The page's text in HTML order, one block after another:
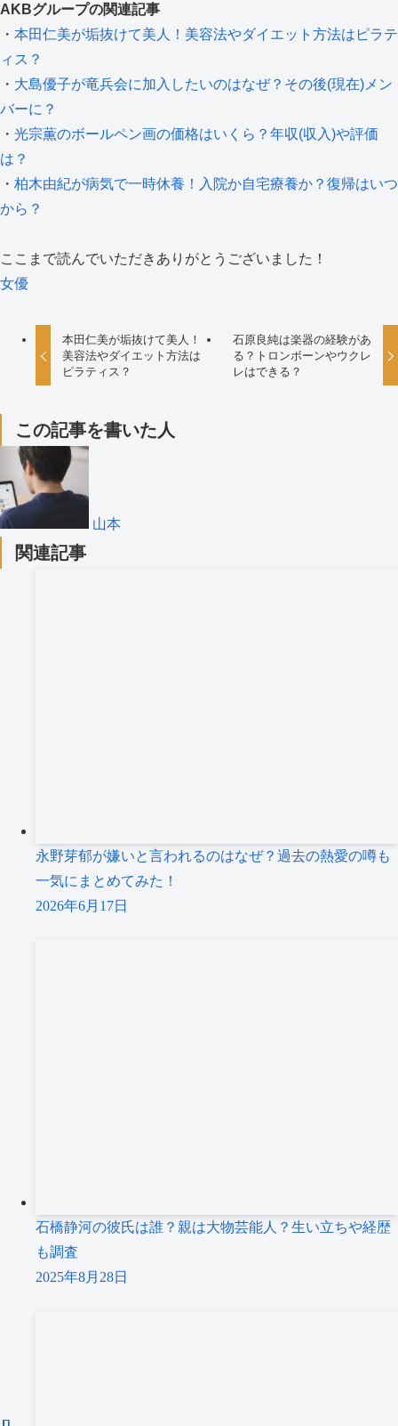
AKBグループの関連記事
・ 本田仁美が垢抜けて美人！美容法やダイエット方法はピラテ
ィス？
・ 大島優子が竜兵会に加入したいのはなぜ？その後(現在)メン
バーに？
・ 光宗薫のボールペン画の価格はいくら？年収(収入)や評価
は？
・ 柏木由紀が病気で一時休養！入院か自宅療養か？復帰はいつ
から？
ここまで読んでいただきありがとうございました！
女優
本田仁美が垢抜けて美人！
美容法やダイエット方法は
ピラティス？
石原良純は楽器の経験があ
る？トロンボーンやウクレ
レはできる？
この記事を書いた人
山本
関連記事
永野芽郁が嫌いと言われるのはなぜ？過去の熱愛の噂も
一気にまとめてみた！
2026年6月17日
石橋静河の彼氏は誰？親は大物芸能人？生い立ちや経歴
も調査
2025年8月28日